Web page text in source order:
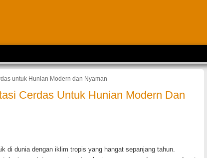
untuk Hunian Modern dan Nyaman
Cerdas Untuk Hunian Modern Dan
di dunia dengan iklim tropis yang hangat sepanjang tahun.